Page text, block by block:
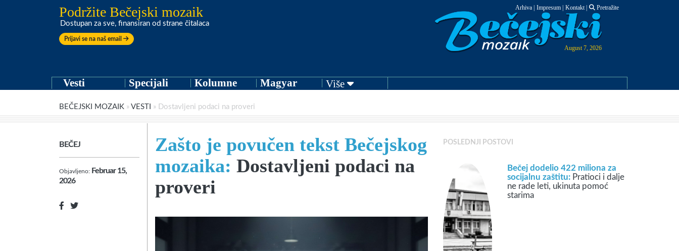
Podržite Bečejski mozaik
Dostupan za sve, finansiran od strane čitalaca
Prijavi se na naš email
Arhiva Impresum Kontakt| Pretražite
August 7, 2026
Vesti Specijali Kolumne Magyar Više
BEČEJSKI MOZAIK » VESTI » Dostavljeni podaci na proveri
BEČEJ
Objavljeno: Februar 15,
2026
Zašto je povučen tekst Bečejskog
mozaika: Dostavljeni podaci na
proveri
POSLEDNJI POSTOVI
Bečej dodelio 422 miliona za
socijalnu zaštitu: Pratioci i dalje
ne rade leti, ukinuta pomoć
starima